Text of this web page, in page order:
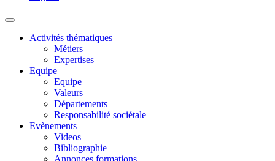
Activités thématiques
Métiers
Expertises
Equipe
Equipe
Valeurs
Départements
Responsabilité sociétale
Evènements
Videos
Bibliographie
Annonces formations